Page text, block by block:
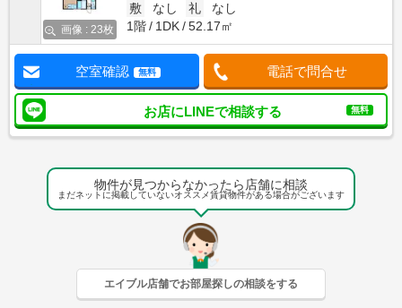
画像 : 23枚
敷
なし 礼
なし
1階
1DK 52.17㎡
空室確認 無料 電話で問合せ
お店にLINEで相談する 無料
物件が見つからなかったら店舗に相談
まだネットに掲載していないオススメ賃貸物件がある場合がございます
エイブル店舗でお部屋探しの相談をする